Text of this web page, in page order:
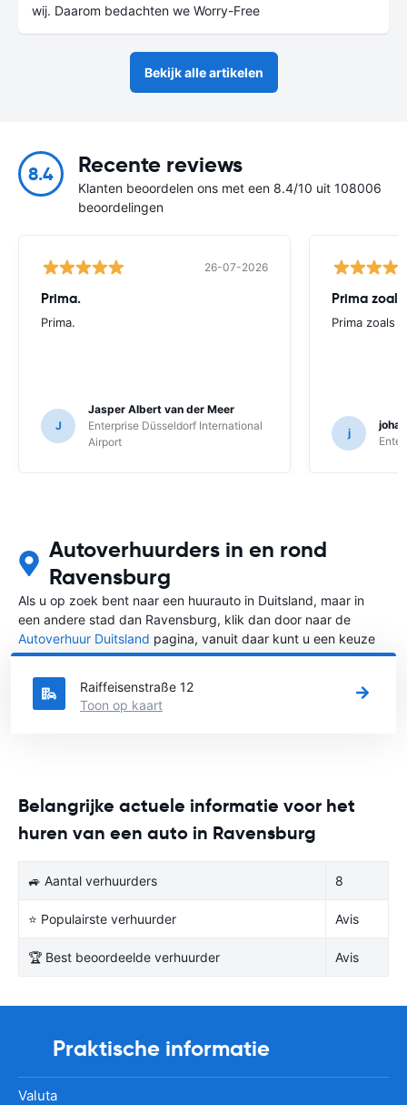
wij. Daarom bedachten we Worry-Free
Bekijk alle artikelen
8.4 Recente reviews
Klanten beoordelen ons met een 8.4/10 uit 108006
beoordelingen
26-07-2026
Prima.
Prima.
J
Jasper Albert van der Meer
Enterprise Düsseldorf International
Airport
Prima
Prima zoals
j
Autoverhuurders in en rond
Ravensburg
Als u op zoek bent naar een huurauto in Duitsland, maar in
een andere stad dan Ravensburg, klik dan door naar de
Autoverhuur Duitsland pagina, vanuit daar kunt u een keuze
maken in welke stad in Duitsland u een auto huren wilt.
Raiffeisenstraße 12
Toon op kaart
Belangrijke actuele informatie voor het
huren van een auto in Ravensburg
🚙 Aantal verhuurders 8
⭐ Populairste verhuurder Avis
🏆 Best beoordeelde verhuurder Avis
Praktische informatie
Valuta